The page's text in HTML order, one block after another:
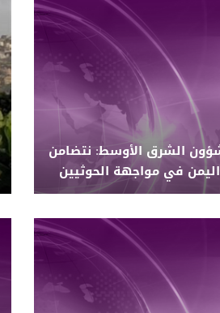
الشرق الأوسط: نتضامن
في مواجهة الحوثيين